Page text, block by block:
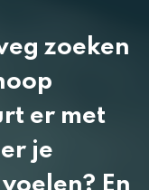
zoeken
er met
je
En